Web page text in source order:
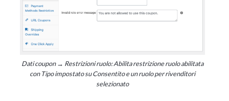
Dati coupon → Restrizioni ruolo: Abilita restrizione ruolo abilitata
con Tipo impostato su Consentito e un ruolo per rivenditori
selezionato